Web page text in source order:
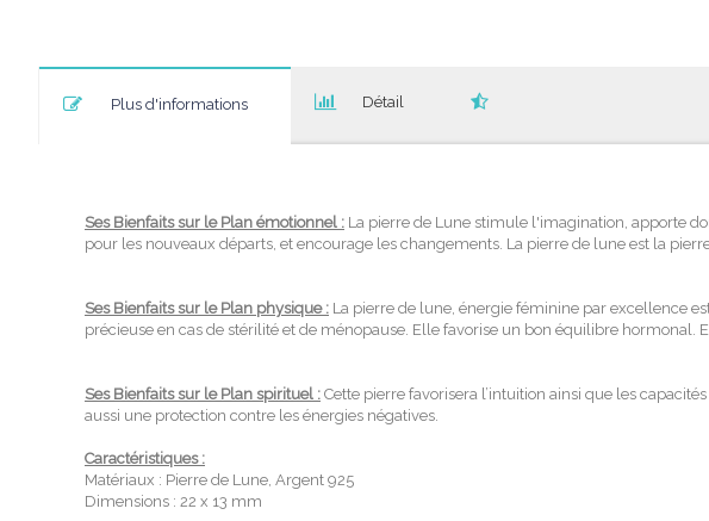
Plus d'informations Détail
Ses Bienfaits sur le Plan émotionnel : La pierre de Lune stimule l'imagination, apporte
pour les nouveaux départs, et encourage les changements. La pierre de lune est la
Ses Bienfaits sur le Plan physique : La pierre de lune, énergie féminine par excellence
précieuse en cas de stérilité et de ménopause. Elle favorise un bon équilibre
Ses Bienfaits sur le Plan spirituel : Cette pierre favorisera l’intuition ainsi que les
aussi une protection contre les énergies négatives.
Caractéristiques :
Matériaux : Pierre de Lune, Argent 925
Dimensions : 22 x 13 mm